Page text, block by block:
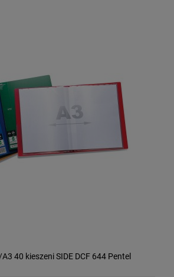
40 kieszeni SIDE DCF 644 Pentel